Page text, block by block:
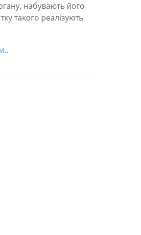
набувають його
такого реалізують
.